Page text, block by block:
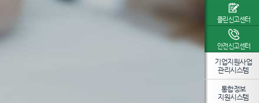
클린신고센터
안전신고센터
기업지원사업
관리시스템
통합정보
지원시스템